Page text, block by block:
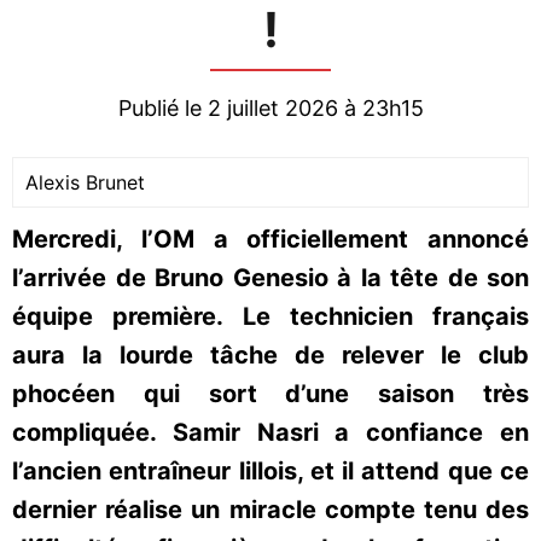
!
Publié le 2 juillet 2026 à 23h15
Alexis Brunet
Mercredi, l’OM a officiellement annoncé
l’arrivée de Bruno Genesio à la tête de son
équipe première. Le technicien français
aura la lourde tâche de relever le club
phocéen qui sort d’une saison très
compliquée. Samir Nasri a confiance en
l’ancien entraîneur lillois, et il attend que ce
dernier réalise un miracle compte tenu des